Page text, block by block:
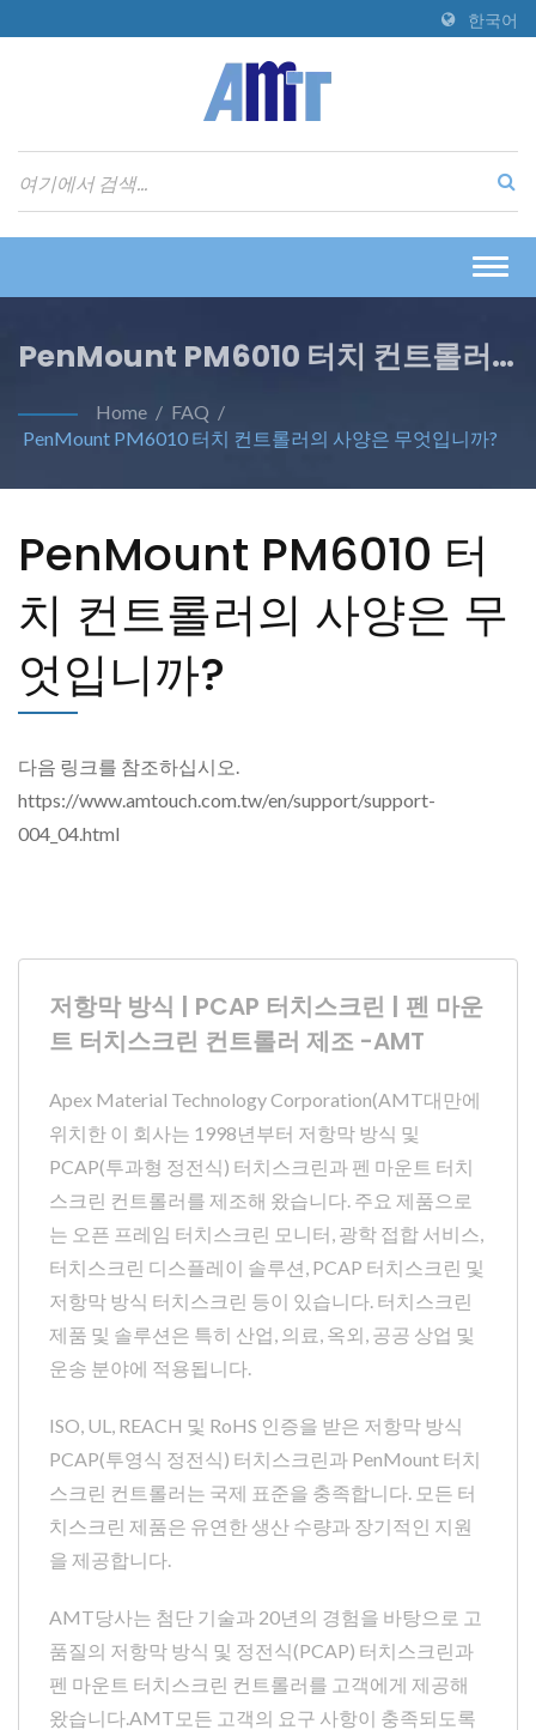
한국어
PenMount PM6010 터치 컨트롤러
의 사양은 무엇입니까?
Home / FAQ /
PenMount PM6010 터치 컨트롤러의 사양은 무엇입니까?
PenMount PM6010 터
치 컨트롤러의 사양은 무
엇입니까?
다음 링크를 참조하십시오.
https://www.amtouch.com.tw/en/support/support-
004_04.html
저항막 방식 | PCAP 터치스크린 | 펜 마운
트 터치스크린 컨트롤러 제조 -AMT
Apex Material Technology Corporation(AMT대만에
위치한 이 회사는 1998년부터 저항막 방식 및
PCAP(투과형 정전식) 터치스크린과 펜 마운트 터치
스크린 컨트롤러를 제조해 왔습니다. 주요 제품으로
는 오픈 프레임 터치스크린 모니터, 광학 접합 서비스,
터치스크린 디스플레이 솔루션, PCAP 터치스크린 및
저항막 방식 터치스크린 등이 있습니다. 터치스크린
제품 및 솔루션은 특히 산업, 의료, 옥외, 공공 상업 및
운송 분야에 적용됩니다.
ISO, UL, REACH 및 RoHS 인증을 받은 저항막 방식
PCAP(투영식 정전식) 터치스크린과 PenMount 터치
스크린 컨트롤러는 국제 표준을 충족합니다. 모든 터
치스크린 제품은 유연한 생산 수량과 장기적인 지원
을 제공합니다.
AMT당사는 첨단 기술과 20년의 경험을 바탕으로 고
품질의 저항막 방식 및 정전식(PCAP) 터치스크린과
펜 마운트 터치스크린 컨트롤러를 고객에게 제공해
왔습니다.AMT모든 고객의 요구 사항이 충족되도록